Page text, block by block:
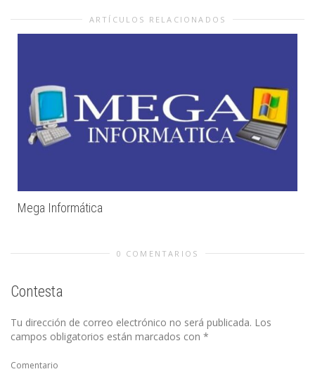
ARTÍCULOS RELACIONADOS
Mega Informática
0 COMENTARIOS
Contesta
Tu dirección de correo electrónico no será publicada. Los
campos obligatorios están marcados con *
Comentario